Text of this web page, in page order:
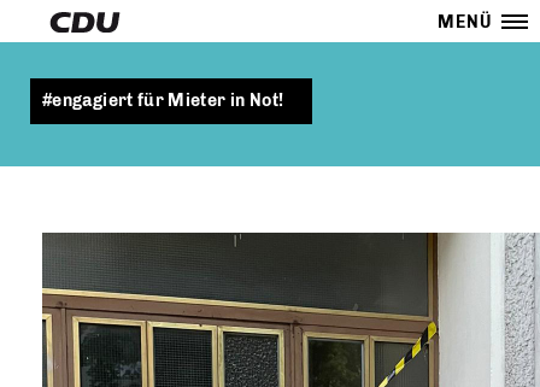
MENÜ
#engagiert für Mieter in Not!